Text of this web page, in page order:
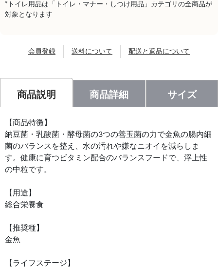
*トイレ用品は「トイレ・マナー・しつけ用品」カテゴリの全商品が
対象となります
会員登録 送料について 配送と返品について
商品説明 商品詳細 サイズ
【商品特徴】
納豆菌・乳酸菌・酵母菌の3つの善玉菌の力で金魚の腸内細
菌のバランスを整え、水の汚れや嫌なニオイを減らしま
す。健康に育つビタミン配合のバランスフードで、浮上性
の中粒です。
【用途】
総合栄養食
【推奨種】
金魚
【ライフステージ】